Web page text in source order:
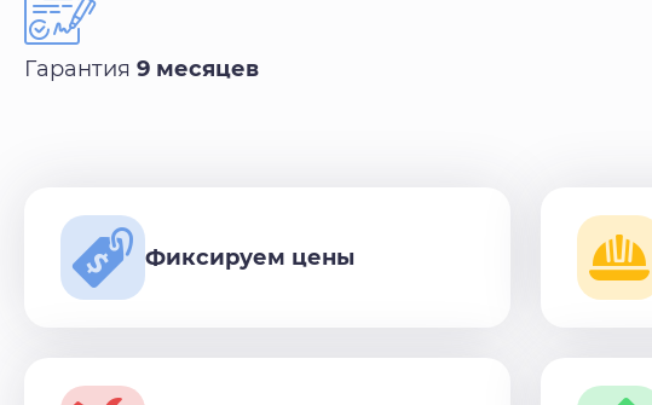
Гарантия 9 месяцев
Фиксируем цены